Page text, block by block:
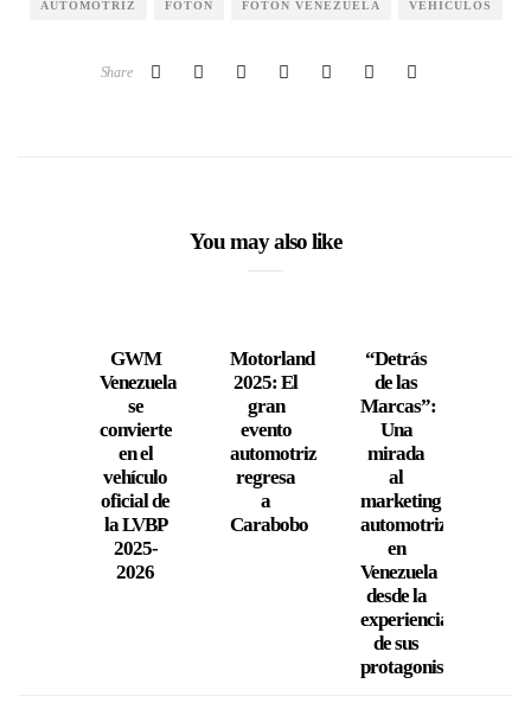
AUTOMOTRIZ FOTON FOTON VENEZUELA VEHÍCULOS
Share
You may also like
GWM
Venezuela
se
convierte
en el
vehículo
oficial de
la LVBP
2025-
2026
Motorland
2025: El
gran
evento
automotriz
regresa
a
Carabobo
“Detrás
de las
Marcas”:
Una
mirada
al
marketing
automotriz
en
Venezuela
desde la
experiencia
de sus
protagonistas